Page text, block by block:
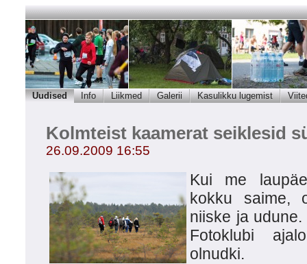
Uudised Info Liikmed Galerii Kasulikku lugemist
Kolmteist kaamerat seiklesid
26.09.2009 16:55
Kui me
kokku saime,
niiske ja
Fotoklubi
olnudki.